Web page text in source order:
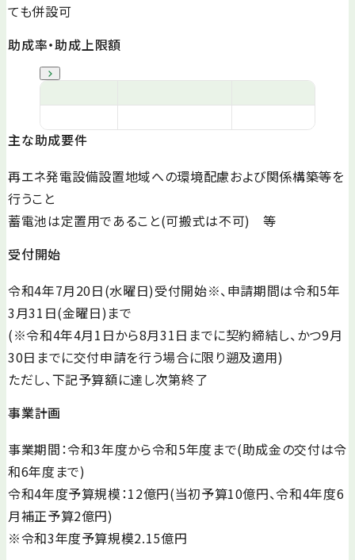
ても併設可
助成率・助成上限額
主な助成要件
再エネ発電設備設置地域への環境配慮および関係構築等を
行うこと
蓄電池は定置用であること(可搬式は不可) 等
受付開始
令和4年7月20日(水曜日)受付開始※、申請期間は令和5年
3月31日(金曜日)まで
(※令和4年4月1日から8月31日までに契約締結し、かつ9月
30日までに交付申請を行う場合に限り遡及適用)
ただし、下記予算額に達し次第終了
事業計画
事業期間：令和3年度から令和5年度まで(助成金の交付は令
和6年度まで)
令和4年度予算規模：12億円(当初予算10億円、令和4年度6
月補正予算2億円)
※令和3年度予算規模2.15億円